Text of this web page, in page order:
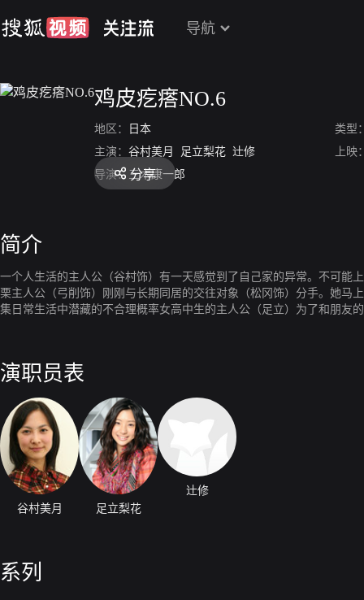
导航
鸡皮疙瘩NO.6
地区： 日本
类型
主演： 谷村美月 足立梨花 辻修
上映
导演： 三木康一郎
分享
简介
一个人生活的主人公（谷村饰）有一天感觉到了自己家的异常。不可
栗主人公（弓削饰）刚刚与长期同居的交往对象（松冈饰）分手。她马
集日常生活中潜藏的不合理概率女高中生的主人公（足立）为了和朋友
上…。第四集“没有的人的恐怖和疯狂”出租车司机的主人公（辻）载着
乐园。在母亲的录像摄影下享受的话，就去那个游乐园的主要角色熊
能开玩笑的程度，终于要把玩偶装的头取下来了。母亲忍不住背着相
六集“无欲而得的悲剧主人公之座”在网上冲浪的主人公（平方）发现了
写。于是第二天，“我裁断了。之后呢？”收到了这样的回信。再一次问
世”这样的帖子不断出现。“这是真的吗…”主人公嘟囔着，放下光标，“
地方。那里真的放着黑色的包…。尾声主人公（谷村）确信家里有什么
心理作用吗…”。一边嘟囔一边滚动影像，终于相机捕捉了入侵者。看
演职员表
谷村美月 足立梨花
辻修
系列